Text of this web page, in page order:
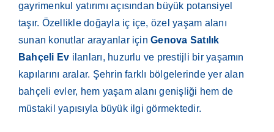
gayrimenkul yatırımı açısından büyük potansiyel
taşır. Özellikle doğayla iç içe, özel yaşam alanı
sunan konutlar arayanlar içinGenova Satılık
Bahçeli Ev ilanları, huzurlu ve prestijli bir yaşamın
kapılarını aralar. Şehrin farklı bölgelerinde yer alan
bahçeli evler, hem yaşam alanı genişliği hem de
müstakil yapısıyla büyük ilgi görmektedir.